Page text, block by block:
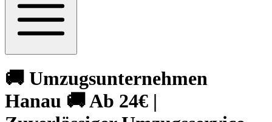
🚚 Umzugsunternehmen
Hanau 🚚 Ab 24€ |